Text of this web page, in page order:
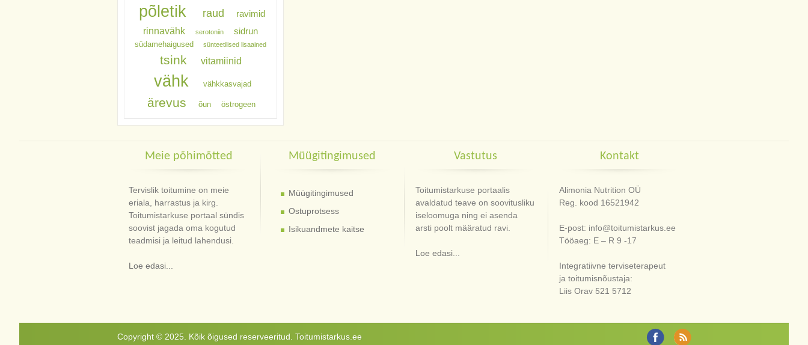
põletik raud ravimid
rinnavähk serotoniin sidrun
südamehaigused sünteetilised lisaained
tsink vitamiinid
vähk vähkkasvajad
ärevus õun östrogeen
Meie põhimõtted
Tervislik toitumine on meie
eriala, harrastus ja kirg.
Toitumistarkuse portaal sündis
soovist jagada oma kogutud
teadmisi ja leitud lahendusi.
Loe edasi...
Müügitingimused
Müügitingimused
Ostuprotsess
Isikuandmete kaitse
Vastutus
Toitumistarkuse portaalis
avaldatud teave on soovitusliku
iseloomuga ning ei asenda
arsti poolt määratud ravi.
Loe edasi...
Kontakt
Alimonia Nutrition OÜ
Reg. kood 16521942
E-post: info@toitumistarkus.ee
Tööaeg: E – R 9 -17
Integratiivne terviseterapeut
ja toitumisnõustaja:
Liis Orav 521 5712
Copyright © 2025. Kõik õigused reserveeritud. Toitumistarkus.ee